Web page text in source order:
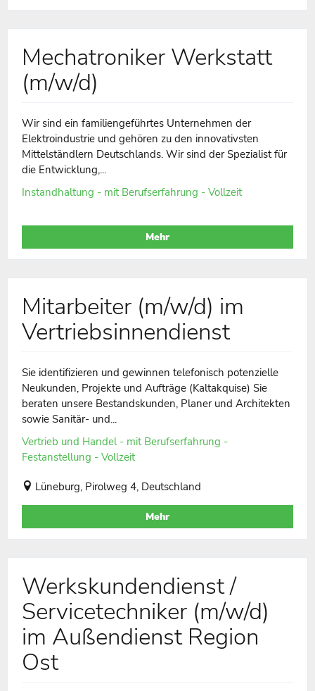
Mechatroniker Werkstatt
(m/w/d)
Wir sind ein familiengeführtes Unternehmen der
Elektroindustrie und gehören zu den innovativsten
Mittelständlern Deutschlands. Wir sind der Spezialist für
die Entwicklung,...
Instandhaltung - mit Berufserfahrung - Vollzeit
Mehr
Mitarbeiter (m/w/d) im
Vertriebsinnendienst
Sie identifizieren und gewinnen telefonisch potenzielle
Neukunden, Projekte und Aufträge (Kaltakquise) Sie
beraten unsere Bestandskunden, Planer und Architekten
sowie Sanitär- und...
Vertrieb und Handel - mit Berufserfahrung -
Festanstellung - Vollzeit
Lüneburg, Pirolweg 4, Deutschland
Mehr
Werkskundendienst /
Servicetechniker (m/w/d)
im Außendienst Region
Ost